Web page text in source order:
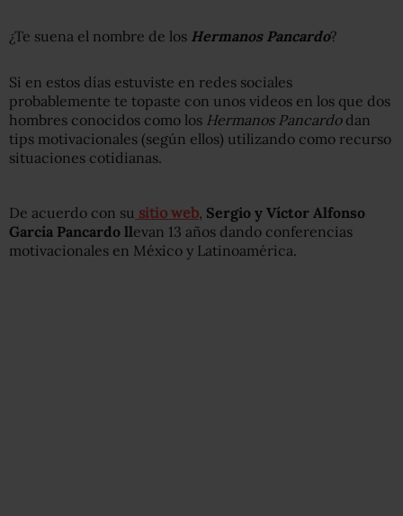
¿Te suena el nombre de los Hermanos Pancardo?
Si en estos días estuviste en redes sociales
probablemente te topaste con unos videos en los que dos
hombres conocidos como los Hermanos Pancardodan
tips motivacionales (según ellos) utilizando como recurso
situaciones cotidianas.
De acuerdo con su sitio web, Sergio y Víctor Alfonso
García Pancardo llevan 13 años dando conferencias
motivacionales en México y Latinoamérica.